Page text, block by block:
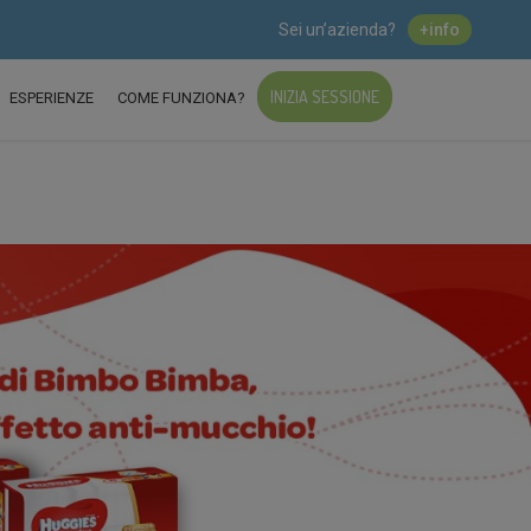
Sei un’azienda? +info
ESPERIENZE COME FUNZIONA? INIZIA SESSIONE